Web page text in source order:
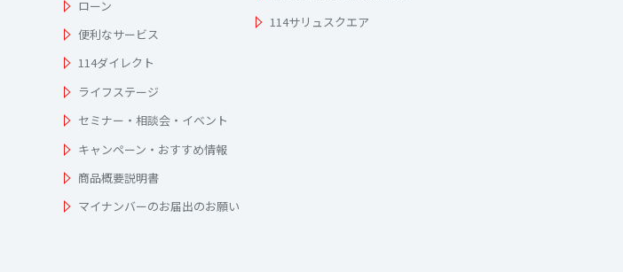
ローン
便利なサービス
114ダイレクト
ライフステージ
セミナー・相談会・イベント
キャンペーン・おすすめ情報
商品概要説明書
マイナンバーのお届出のお願い
114サリュスクエア